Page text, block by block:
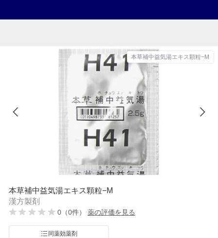
本草補中益気湯エキス顆粒−M
本草補中益気湯エキス顆粒−M
漢方製剤
0（0件） 薬の評価を見る
同薬効薬剤